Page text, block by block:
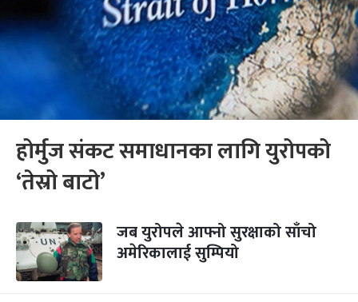
होर्मुज संकट समाधानका लागि युरोपको
‘तेस्रो बाटो’
जब युरोपले आफ्नो सुरक्षाको साँचो
अमेरिकालाई सुम्पियो